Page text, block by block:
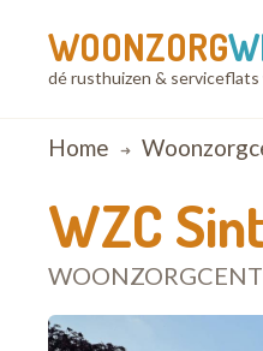
WOONZORG
dé rusthuizen &
Breadcrumb
Home
WZC